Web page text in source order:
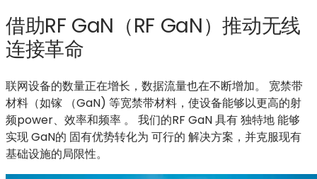
借助RF GaN（RF GaN）推动无线
连接革命
联网设备的数量正在增长，数据流量也在不断增加。 宽禁带
材料（如镓
（GaN) 等宽禁带材料，使设备能够以更高的射
频power、效率和频率 。 我们的RF GaN具有独特地能够
实现GaN的 固有优势转化为 可行的 解决方案，并克服现有
基础设施的局限性。